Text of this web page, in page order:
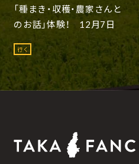
「種まき・収穫・農家さんと
のお話」体験！ 12月7日
行く